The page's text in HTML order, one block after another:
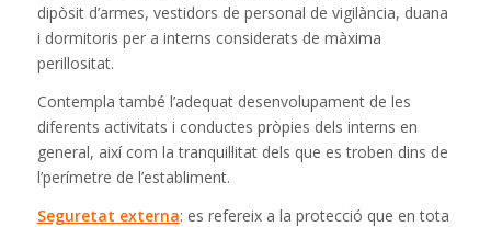
dipòsit d’armes, vestidors de personal de vigilància, duana
i dormitoris per a interns considerats de màxima
perillositat.
Contempla també l’adequat desenvolupament de les
diferents activitats i conductes pròpies dels interns en
general, així com la tranquil·litat dels que es troben dins de
l’perímetre de l’establiment.
Seguretat externa: es refereix a la protecció que en tota